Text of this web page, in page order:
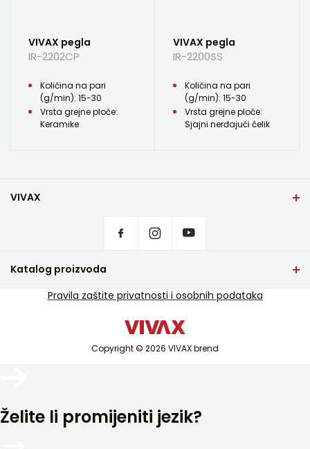
VIVAX pegla
IR-2202CP
Količina na pari
(g/min): 15-30
Vrsta grejne ploče:
Keramike
VIVAX pegla
IR-2200SS
Količina na pari
(g/min): 15-30
Vrsta grejne ploče:
Sjajni nerđajući čelik
VIVAX
Gde kupiti VIVAX proizvode?
Servisna podrška
Servisna podrška van garancije
Katalog proizvoda
TV i audio
Copyright © 2026 VIVAX brend
Pravila zaštite privatnosti i osobnih podataka
Želite li promijeniti jezik?